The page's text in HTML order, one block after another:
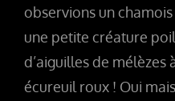
observions un
une petite créature
d’aiguilles de mélèzes
écureuil roux ! Oui